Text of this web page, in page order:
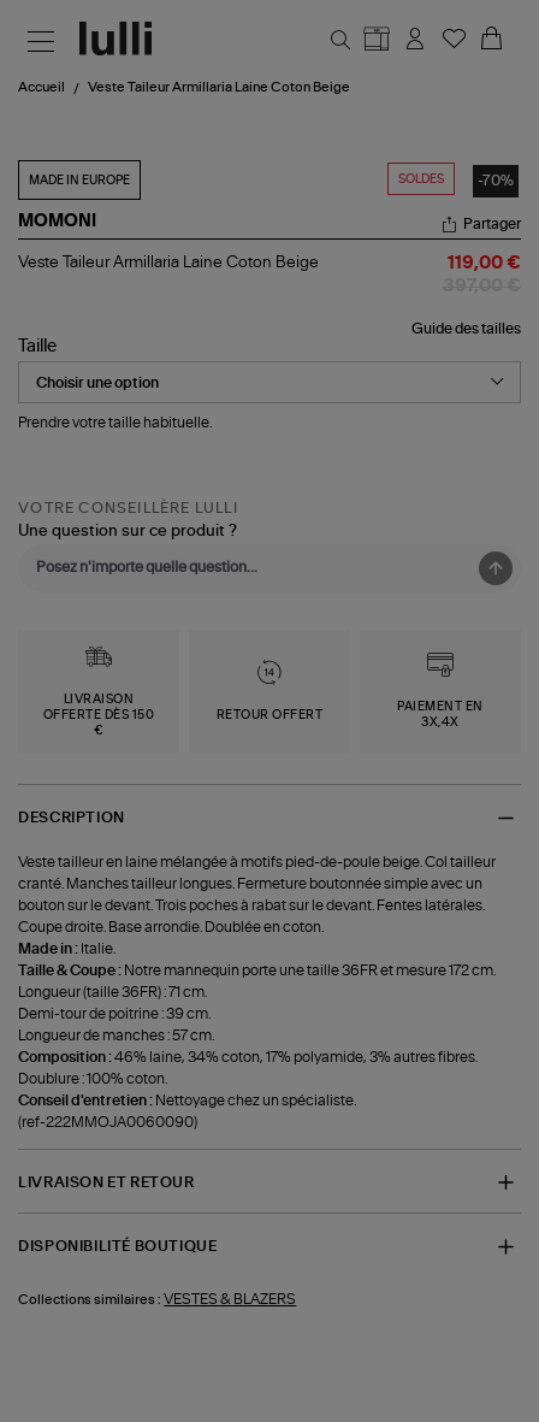
Accueil Veste Taileur Armillaria Laine Coton Beige
SOLDES -70%
MADE IN EUROPE
MOMONI
Veste
Coton
Beige
Partager
Veste Taileur Armillaria Laine Coton Beige 119,00 €
Guide des tailles
Taille
Prendre votre taille habituelle.
VOTRE CONSEILLÈRE LULLI
Une question sur ce produit ?
LIVRAISON
OFFERTE DÈS 150
€
RETOUR OFFERT
PAIEMENT EN
3X,4X
DESCRIPTION
Veste tailleur en laine mélangée à motifs pied-de-poule beige. Col tailleur
cranté. Manches tailleur longues. Fermeture boutonnée simple avec un
bouton sur le devant. Trois poches à rabat sur le devant. Fentes latérales.
Coupe droite. Base arrondie. Doublée en coton.
Made in : Italie.
Taille & Coupe : Notre mannequin porte une taille 36FR et mesure 172 cm.
Longueur (taille 36FR) : 71 cm.
Demi-tour de poitrine : 39 cm.
Longueur de manches : 57 cm.
Composition :46% laine, 34% coton, 17% polyamide, 3% autres fibres.
Doublure : 100% coton.
Conseil d'entretien : Nettoyage chez un spécialiste.
(ref-222MMOJA0060090)
LIVRAISON ET RETOUR
DISPONIBILITÉ BOUTIQUE
Collections similaires : VESTES & BLAZERS